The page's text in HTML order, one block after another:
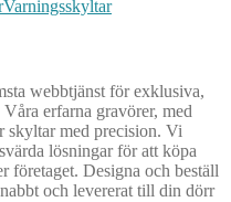
Varningsskyltar
webbtjänst för exklusiva,
erfarna gravörer, med
skyltar med precision. Vi
lösningar för att köpa
företaget. Designa och beställ
och levererat till din dörr